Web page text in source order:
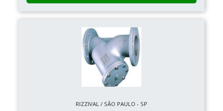
RIZZIVAL / SÃO PAULO - SP